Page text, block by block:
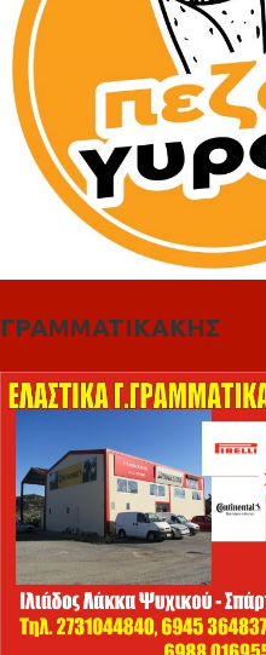
ΓΡΑΜΜΑΤΙΚΑΚΗΣ